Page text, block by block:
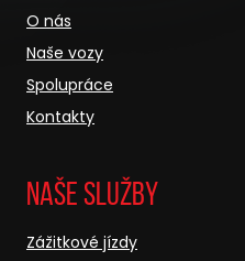
O nás
Naše vozy
Spolupráce
Kontakty
Naše služby
Zážitkové jízdy